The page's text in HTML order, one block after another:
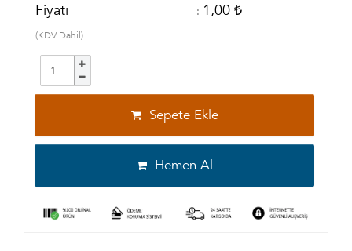
Fiyatı : 1,00 ₺
(KDV Dahil)
Sepete Ekle
Hemen Al